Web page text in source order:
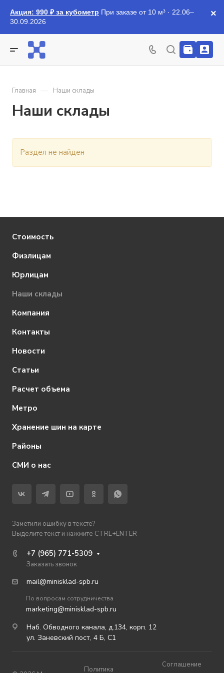
Акция: 990 ₽ за кубометр При заказе от 10 м³ · 22.06–
30.09.2026
×
Главная — Наши склады
Наши склады
Раздел не найден
Стоимость
Физлицам
Юрлицам
Наши склады
Компания
Контакты
Новости
Статьи
Расчет объема
Метро
Хранение шин на карте
Районы
СМИ о нас
Заметили ошибку в тексте?
Выделите текст и нажмите CTRL+ENTER
+7 (965) 771-5309
Заказать звонок
По вопросам сотрудничества
marketing@minisklad-spb.ru
mail@minisklad-spb.ru
Наб. Обводного канала, д.134, корп. 12
ул. Заневский пост, 4 Б, С1
Политика
Соглашение